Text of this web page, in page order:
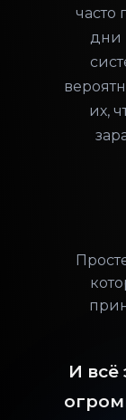
часто
дни
их,
И всё